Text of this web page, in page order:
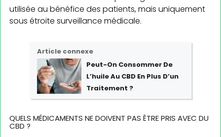
utilisée au bénéfice des patients, mais uniquement
sous étroite surveillance médicale.
Article connexe
Peut-On Consommer De
L’huile Au CBD En Plus D’un
Traitement ?
QUELS MÉDICAMENTS NE DOIVENT PAS ÊTRE PRIS AVEC DU
CBD ?